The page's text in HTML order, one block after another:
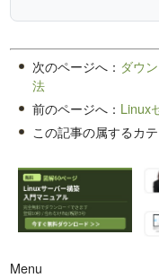
次のページへ： ダウ
法
前のページへ： Linux
この記事の属するカテ
Menu